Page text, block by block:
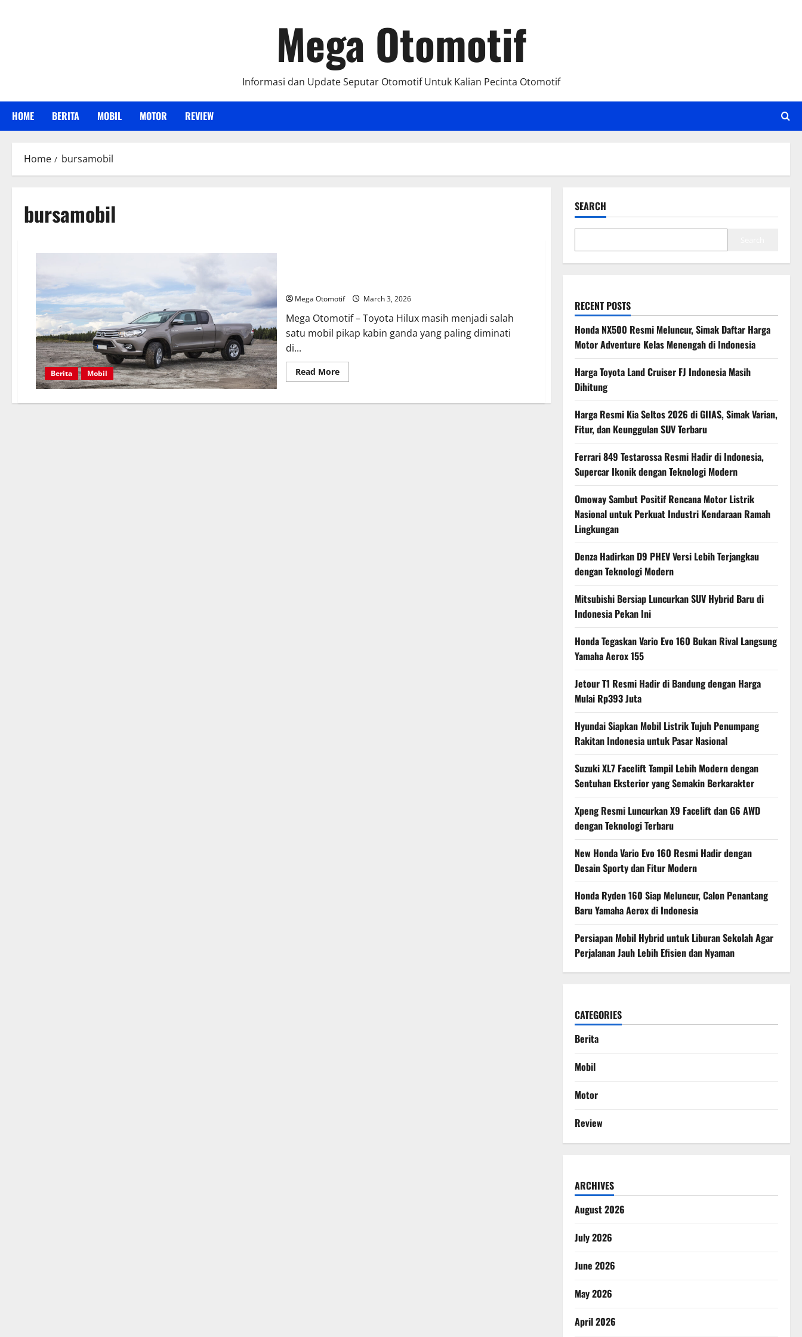
Mega Otomotif
Informasi dan Update Seputar Otomotif Untuk Kalian Pecinta Otomotif
HOME BERITA MOBIL MOTOR REVIEW
Home bursamobil
bursamobil
Berita Mobil
Mega Otomotif March 3, 2026
Mega Otomotif – Toyota Hilux masih menjadi salah
satu mobil pikap kabin ganda yang paling diminati
di...
Read MoreRead
more
Bekas
SEARCH
RECENT POSTS
Honda NX500 Resmi Meluncur, Simak Daftar Harga
Motor Adventure Kelas Menengah di Indonesia
Harga Toyota Land Cruiser FJ Indonesia Masih
Dihitung
Harga Resmi Kia Seltos 2026 di GIIAS, Simak Varian,
Fitur, dan Keunggulan SUV Terbaru
Ferrari 849 Testarossa Resmi Hadir di Indonesia,
Supercar Ikonik dengan Teknologi Modern
Omoway Sambut Positif Rencana Motor Listrik
Nasional untuk Perkuat Industri Kendaraan Ramah
Lingkungan
Denza Hadirkan D9 PHEV Versi Lebih Terjangkau
dengan Teknologi Modern
Mitsubishi Bersiap Luncurkan SUV Hybrid Baru di
Indonesia Pekan Ini
Honda Tegaskan Vario Evo 160 Bukan Rival Langsung
Yamaha Aerox 155
Jetour T1 Resmi Hadir di Bandung dengan Harga
Mulai Rp393 Juta
Hyundai Siapkan Mobil Listrik Tujuh Penumpang
Rakitan Indonesia untuk Pasar Nasional
Suzuki XL7 Facelift Tampil Lebih Modern dengan
Sentuhan Eksterior yang Semakin Berkarakter
Xpeng Resmi Luncurkan X9 Facelift dan G6 AWD
dengan Teknologi Terbaru
New Honda Vario Evo 160 Resmi Hadir dengan
Desain Sporty dan Fitur Modern
Honda Ryden 160 Siap Meluncur, Calon Penantang
Baru Yamaha Aerox di Indonesia
Persiapan Mobil Hybrid untuk Liburan Sekolah Agar
Perjalanan Jauh Lebih Efisien dan Nyaman
CATEGORIES
Berita
Mobil
Motor
Review
ARCHIVES
August 2026
July 2026
June 2026
May 2026
April 2026